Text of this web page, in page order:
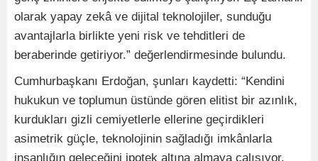
olarak yapay zekâ ve dijital teknolojiler, sunduğu
avantajlarla birlikte yeni risk ve tehditleri de
beraberinde getiriyor.” değerlendirmesinde bulundu.
Cumhurbaşkanı Erdoğan, şunları kaydetti: “Kendini
hukukun ve toplumun üstünde gören elitist bir azınlık,
kurdukları gizli cemiyetlerle ellerine geçirdikleri
asimetrik güçle, teknolojinin sağladığı imkânlarla
insanlığın geleceğini ipotek altına almaya çalışıyor.